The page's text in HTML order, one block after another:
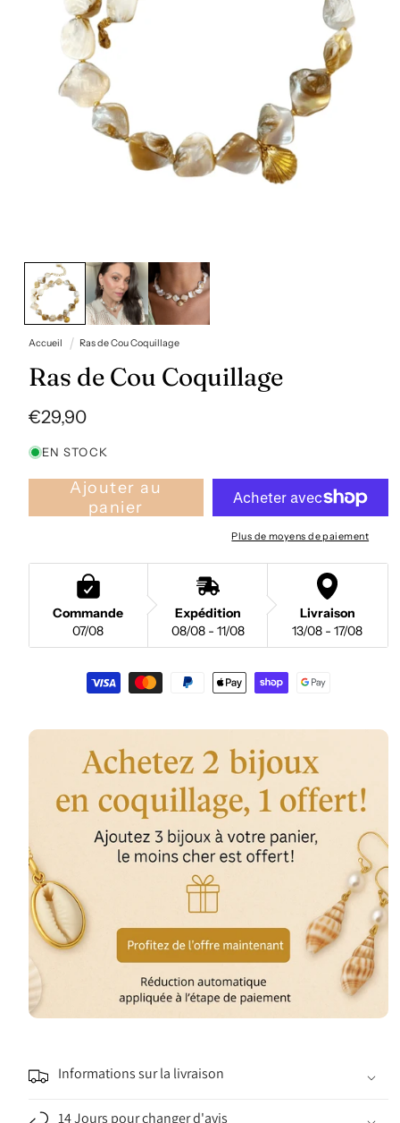
média
1
dans
une
fenêtre
modale
Accueil Ras de Cou Coquillage
Ras de Cou Coquillage
Prix
€29,90
EN STOCK
Ajouter au
panier
Plus de moyens de paiement
Commande
07/08
Expédition
08/08 - 11/08
Livraison
13/08 - 17/08
Informations sur la livraison
14 Jours pour changer d'avis